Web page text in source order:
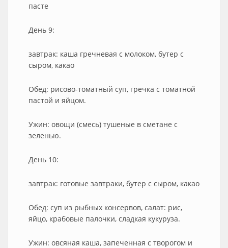
пасте
День 9:
завтрак: каша гречневая с молоком, бутер с
сыром, какао
Обед: рисово-томатный суп, гречка с томатной
пастой и яйцом.
Ужин: овощи (смесь) тушеные в сметане с
зеленью.
День 10:
завтрак: готовые завтраки, бутер с сыром, какао
Обед: суп из рыбных консервов, салат: рис,
яйцо, крабовые палочки, сладкая кукуруза.
Ужин: овсяная каша, запеченная с творогом и